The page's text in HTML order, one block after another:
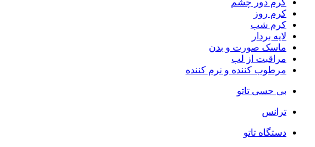
کرم دور چشم
کرم روز
کرم شب
لایه بردار
ماسک صورت و بدن
مراقبت از لب
مرطوب کننده و نرم کننده
بی حسی تاتو
ترانس
دستگاه تاتو